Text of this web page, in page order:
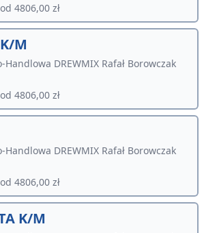
od 4806,00 zł
M
Handlowa DREWMIX Rafał Borowczak
od 4806,00 zł
Handlowa DREWMIX Rafał Borowczak
od 4806,00 zł
K/M